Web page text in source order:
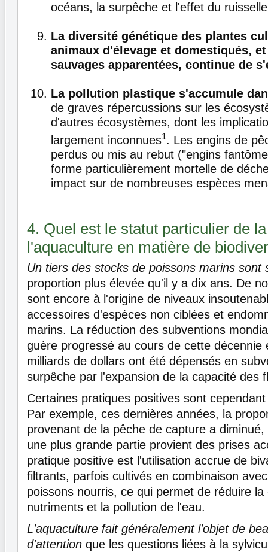
océans, la surpêche et l'effet du
La diversité génétique des plantes
animaux d'élevage et domestiqués,
sauvages apparentées, continue de
La pollution plastique s'accumule
de graves répercussions sur les
d'autres écosystèmes, dont les
largement inconnues1. Les engins de
perdus ou mis au rebut ("engins
forme particulièrement mortelle de
impact sur de nombreuses espèces
4. Quel est le statut particulier de
l'aquaculture en matière de
Un tiers des stocks de poissons marins sont
proportion plus élevée qu'il y a dix ans. De
sont encore à l'origine de niveaux
accessoires d'espèces non ciblées et
marins. La réduction des subventions
guère progressé au cours de cette décennie
milliards de dollars ont été dépensés en
surpêche par l'expansion de la capacité des
Certaines pratiques positives sont
Par exemple, ces dernières années, la
provenant de la pêche de capture a
une plus grande partie provient des prises
pratique positive est l'utilisation accrue de
filtrants, parfois cultivés en combinaison
poissons nourris, ce qui permet de réduire la
nutriments et la pollution de l'eau.
L'aquaculture fait généralement l'objet de
d'attention que les questions liées à la